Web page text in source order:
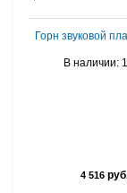
Горн звуковой
В наличии:
4 516